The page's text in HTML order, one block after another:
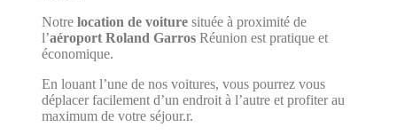
Notre location de voituresituée à proximité de
l’aéroport Roland GarrosRéunion est pratique et
économique.
En louant l’une de nos voitures, vous pourrez vous
déplacer facilement d’un endroit à l’autre et profiter au
maximum de votre séjour.r.